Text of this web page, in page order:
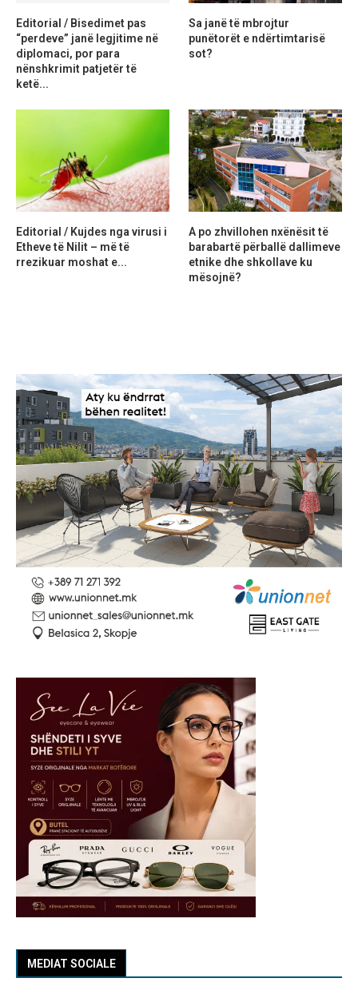
MEDIAT SOCIALE
Editorial / Bisedimet pas
“perdeve” janë legjitime në
diplomaci, por para
nënshkrimit patjetër të
ketë...
Sa janë të mbrojtur
punëtorët e ndërtimtarisë
sot?
Editorial / Kujdes nga virusi i
Etheve të Nilit – më të
rrezikuar moshat e...
A po zhvillohen nxënësit të
barabartë përballë dallimeve
etnike dhe shkollave ku
mësojnë?